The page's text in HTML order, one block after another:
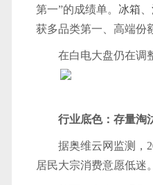
第一”的成绩单。 冰箱
获多品类第一、高端份
在白电大盘仍在调
行业底色：存量淘
据奥维云网监测，
居民大宗消费意愿低迷。